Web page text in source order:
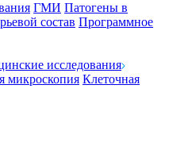
ГМИ Патогены в
состав Программное
исследования
микроскопия Клеточная